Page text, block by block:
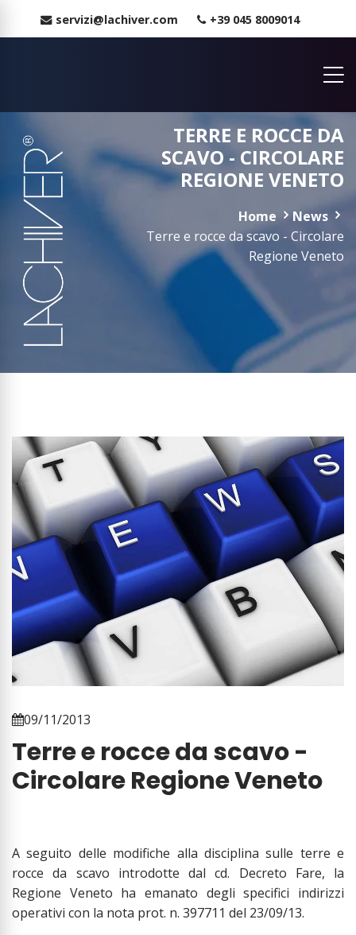
servizi@lachiver.com +39 045 8009014
TERRE E ROCCE DA
SCAVO - CIRCOLARE
REGIONE VENETO
Home
News
Terre e rocce da scavo - Circolare
Regione Veneto
09/11/2013
Terre e rocce da scavo -
Circolare Regione Veneto
A seguito delle modifiche alla disciplina sulle terre e
rocce da scavo introdotte dal cd. Decreto Fare, la
Regione Veneto ha emanato degli specifici indirizzi
operativi con la nota prot. n. 397711 del 23/09/13.